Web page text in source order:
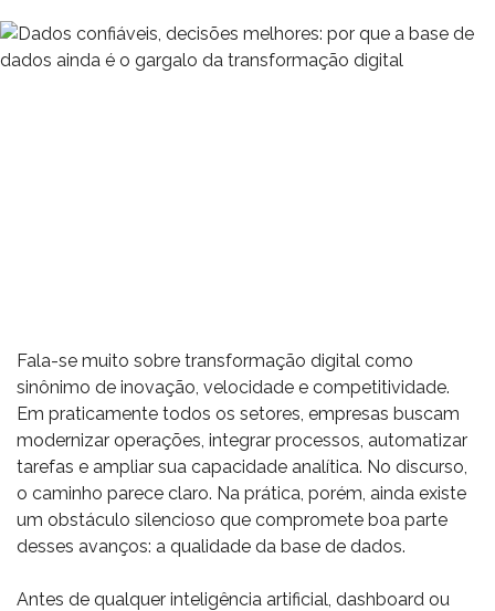
Fala-se muito sobre transformação digital como
sinônimo de inovação, velocidade e competitividade.
Em praticamente todos os setores, empresas buscam
modernizar operações, integrar processos, automatizar
tarefas e ampliar sua capacidade analítica. No discurso,
o caminho parece claro. Na prática, porém, ainda existe
um obstáculo silencioso que compromete boa parte
desses avanços: a qualidade da base de dados.
Antes de qualquer inteligência artificial, dashboard ou